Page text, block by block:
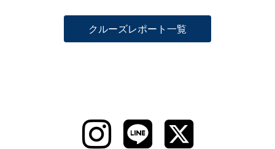
クルーズレポート一覧